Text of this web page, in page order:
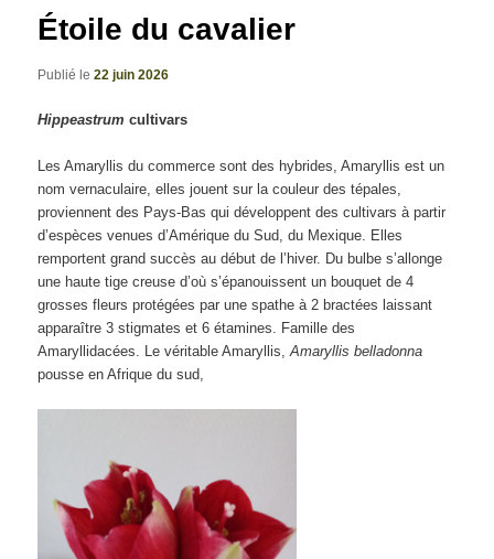
Étoile du cavalier
Publié le22 juin 2026
Hippeastrum cultivars
Les Amaryllis du commerce sont des hybrides, Amaryllis est un
nom vernaculaire, elles jouent sur la couleur des tépales,
proviennent des Pays-Bas qui développent des cultivars à partir
d’espèces venues d’Amérique du Sud, du Mexique. Elles
remportent grand succès au début de l’hiver. Du bulbe s’allonge
une haute tige creuse d’où s’épanouissent un bouquet de 4
grosses fleurs protégées par une spathe à 2 bractées laissant
apparaître 3 stigmates et 6 étamines. Famille des
Amaryllidacées. Le véritable Amaryllis,Amaryllis belladonna
pousse en Afrique du sud,